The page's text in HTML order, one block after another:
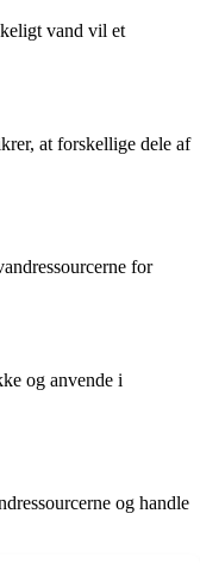
vand vil et
at forskellige dele af
for
og anvende i
og handle